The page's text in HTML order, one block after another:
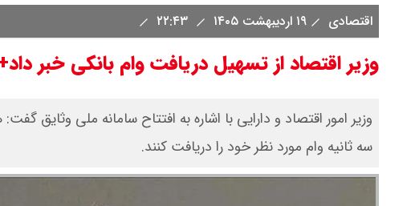
اقتصادی ۱۹ اردیبهشت ۱۴۰۵
وزیر اقتصاد از تسهیل دریافت وام بانکی خبر
وزیر امور اقتصاد و دارایی با اشاره به افتتاح سامانه ملی وثایق
سه ثانیه وام مورد نظر خود را دریافت کنند.